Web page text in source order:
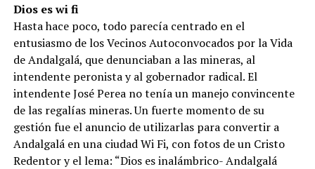
Dios es wi fi
Hasta hace poco, todo parecía centrado en el
entusiasmo de los Vecinos Autoconvocados por la Vida
de Andalgalá, que denunciaban a las mineras, al
intendente peronista y al gobernador radical. El
intendente José Perea no tenía un manejo convincente
de las regalías mineras. Un fuerte momento de su
gestión fue el anuncio de utilizarlas para convertir a
Andalgalá en una ciudad Wi Fi, con fotos de un Cristo
Redentor y el lema: “Dios es inalámbrico- Andalgalá